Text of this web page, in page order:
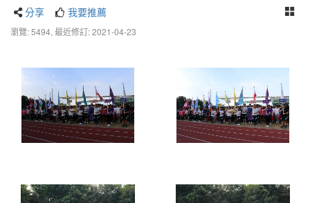
分享 我要推薦
瀏覽: 5494, 最近修訂: 2021-04-23